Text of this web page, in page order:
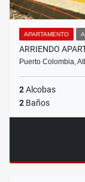
APARTAMENTO
ARRIENDO
Puerto Colombia,
2Alcobas
2 Baños